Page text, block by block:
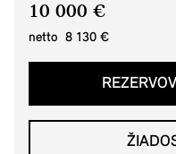
10 000 €
netto 8 130 €